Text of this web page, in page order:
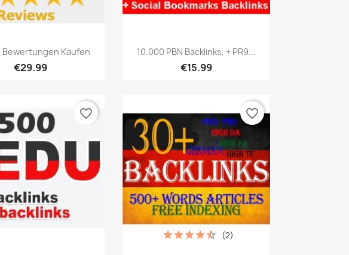
เปิดหน้าต่างย่อ
Bewertungen Kaufen
€29.99
เปิดหน้าต่างย่อ
10.000 PBN Backlinks, + PR9...
€15.99
favorite_border
(2)
favorite_border